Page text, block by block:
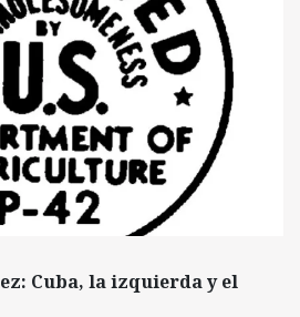
Cuba, la izquierda y el